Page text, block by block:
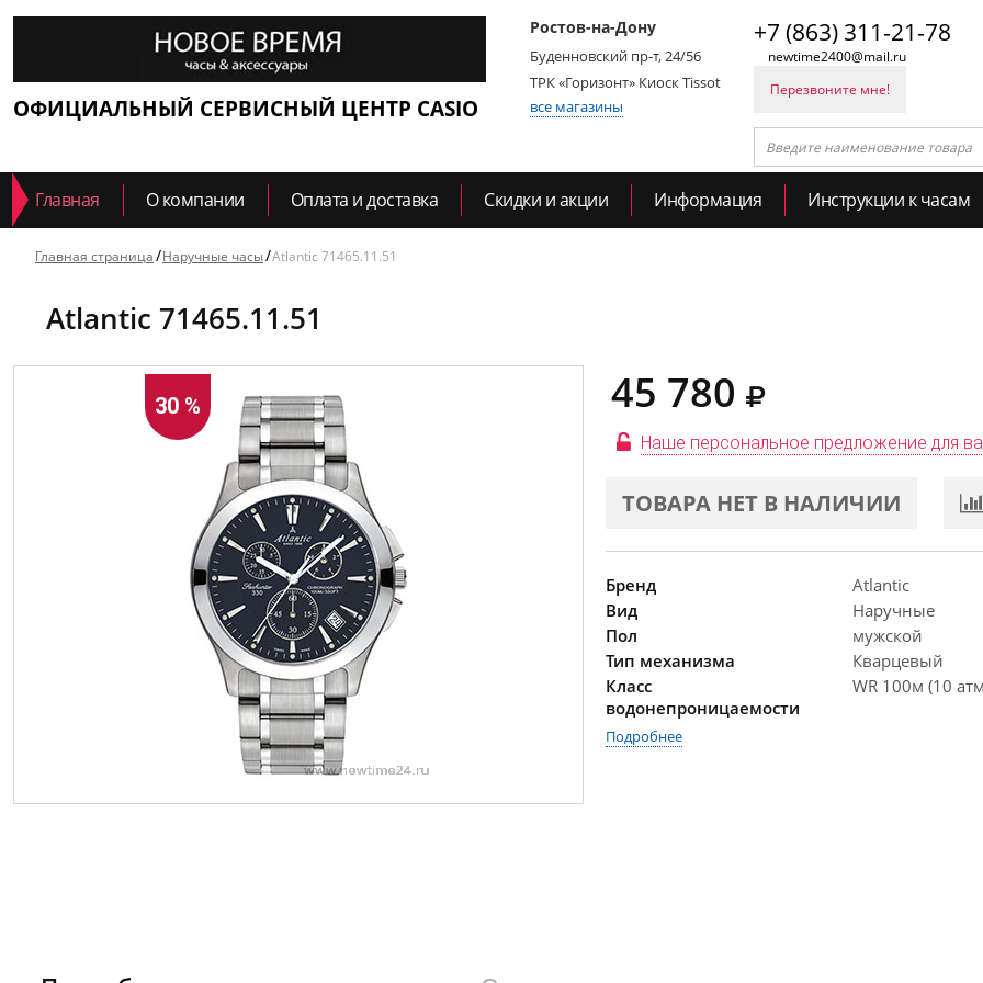
ОФИЦИАЛЬНЫЙ СЕРВИСНЫЙ ЦЕНТР CASIO
Ростов-на-Дону
Буденновский пр-т, 24/56
ТРК «Горизонт» Киоск Tissot
все магазины
+7 (863) 311-21-78
newtime2400@mail.ru
Перезвоните мне!
Главная О компании Оплата и доставка Скидки и акции Информация Инструкции к часам
Главная страница Наручные часы Atlantic 71465.11.51
Atlantic 71465.11.51
30 % 45 780
Наше персональное предложение для
ТОВАРА НЕТ В НАЛИЧИИ
Бренд
Atlantic
Вид
Наручные
Пол
мужской
Тип механизма
Кварцевый
Класс
водонепроницаемости
WR 100м (10
Подробнее